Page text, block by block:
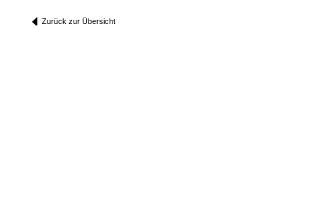
Zurück zur Übersicht